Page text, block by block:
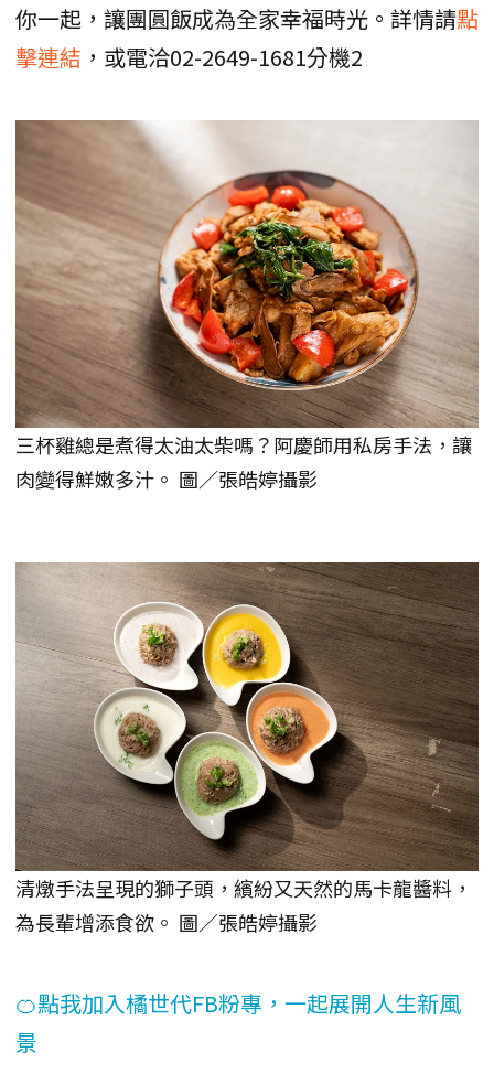
你一起，讓團圓飯成為全家幸福時光。詳情請點
擊連結 ，或電洽02-2649-1681分機2
三杯雞總是煮得太油太柴嗎？阿慶師用私房手法，讓
肉變得鮮嫩多汁。 圖／張皓婷攝影
清燉手法呈現的獅子頭，繽紛又天然的馬卡龍醬料，
為長輩增添食欲。 圖／張皓婷攝影
🍊點我加入橘世代FB粉專，一起展開人生新風
景